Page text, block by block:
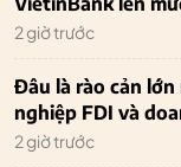
2 giờ trước
Đâu là rào cản
nghiệp FDI và
2 giờ trước